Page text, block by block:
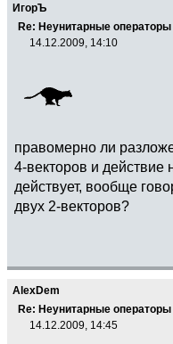
ИгорЪ
Re: Неунитарные
14.12.2009, 14:10
правомерно ли
4-векторов и действие
действует, вообще
двух 2-векторов?
AlexDem
Re: Неунитарные
14.12.2009, 14:45